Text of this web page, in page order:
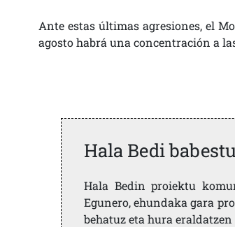
Ante estas últimas agresiones, el
agosto habrá una concentración a
Hala Bedi
Hala Bedin proiektu
Egunero, ehundaka gara
behatuz eta hura